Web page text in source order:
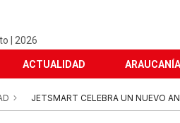
| 2026
ACTUALIDAD ARAUCANÍA
JETSMART CELEBRA UN NUEVO